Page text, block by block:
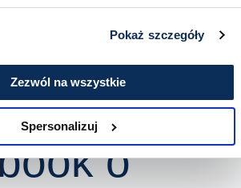
Pokaż szczegóły
Zezwól na wszystkie
Spersonalizuj
o